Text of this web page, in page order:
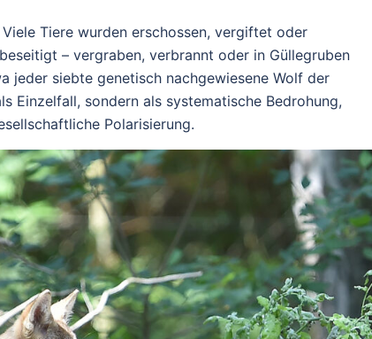
Tiere wurden erschossen, vergiftet oder
– vergraben, verbrannt oder in Güllegruben
jeder siebte genetisch nachgewiesene Wolf der
Einzelfall, sondern als systematische Bedrohung,
Polarisierung.